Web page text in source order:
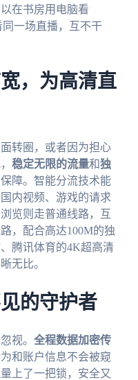
在书房用电脑看
一场直播，互不干
，为高清直
转圈，或者因为担心
稳定无限的流量和独
障。智能分流技术能
内视频、游戏的请求
览则走普通线路，互
，配合高达100M的独
腾讯体育的4K超高清
无比。
的守护者
视。 全程数据加密传
和账户信息不会被窥
上了一把锁，安全又